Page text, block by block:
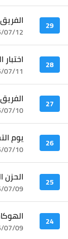
29
07/12
28
07/11
27
07/10
26 يوم
07/10
25 الحزن
07/09
24
07/09